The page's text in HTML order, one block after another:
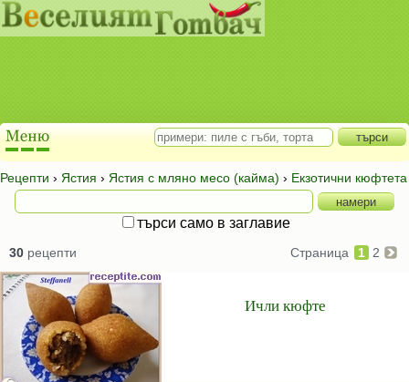
Рецепти › Ястия › Ястия с мляно месо (кайма) › Екзотични кюфтета
търси само в заглавие
30 рецепти Страница 1 2
Ичли кюфте